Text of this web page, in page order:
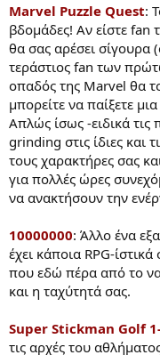
Marvel Puzzle Quest:
βδομάδες! Αν είστε
θα σας αρέσει σίγουρα
τεράστιος fan των
οπαδός της Marvel θα
μπορείτε να παίξετε
Απλώς ίσως -ειδικά τις
grinding στις ίδιες και
τους χαρακτήρες σας
για πολλές ώρες
να ανακτήσουν την
10000000: Άλλο ένα
έχει κάποια RPG-
που εδώ πέρα από το να
και η ταχύτητά σας.
Super Stickman Golf
τις αρχές του